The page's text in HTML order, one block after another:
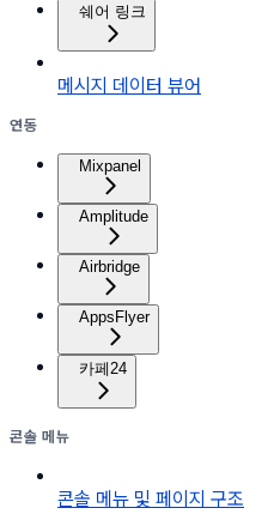
쉐어 링크
메시지 데이터 뷰어
연동
Mixpanel
Amplitude
Airbridge
AppsFlyer
카페24
콘솔 메뉴
콘솔 메뉴 및 페이지 구조